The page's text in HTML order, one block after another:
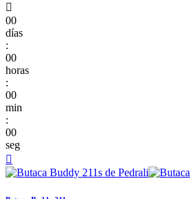

00
días
:
00
horas
:
00
min
:
00
seg
